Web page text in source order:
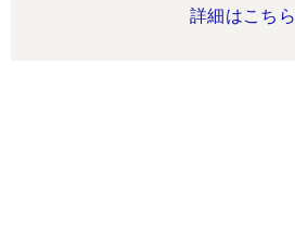
詳細はこちら